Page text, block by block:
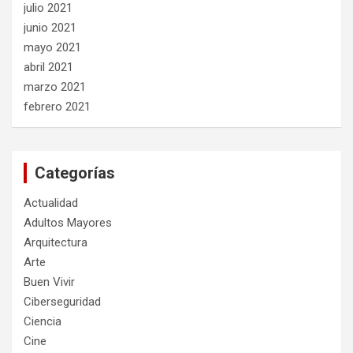
julio 2021
junio 2021
mayo 2021
abril 2021
marzo 2021
febrero 2021
Categorías
Actualidad
Adultos Mayores
Arquitectura
Arte
Buen Vivir
Ciberseguridad
Ciencia
Cine